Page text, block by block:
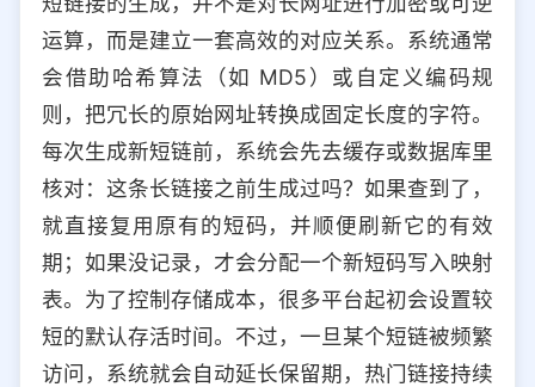
运算，而是建立一套高效的对应关系。系统通常
会借助哈希算法（如 MD5）或自定义编码规
则，把冗长的原始网址转换成固定长度的字符。
每次生成新短链前，系统会先去缓存或数据库里
核对：这条长链接之前生成过吗？如果查到了，
就直接复用原有的短码，并顺便刷新它的有效
期；如果没记录，才会分配一个新短码写入映射
表。为了控制存储成本，很多平台起初会设置较
短的默认存活时间。不过，一旦某个短链被频繁
访问，系统就会自动延长保留期，热门链接持续